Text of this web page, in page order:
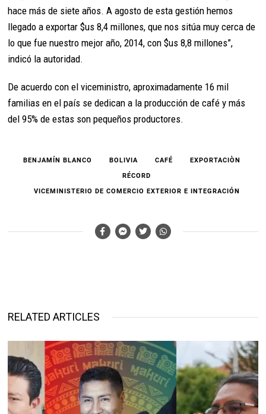
hace más de siete años. A agosto de esta gestión hemos
llegado a exportar $us 8,4 millones, que nos sitúa muy cerca de
lo que fue nuestro mejor año, 2014, con $us 8,8 millones”,
indicó la autoridad.
De acuerdo con el viceministro, aproximadamente 16 mil
familias en el país se dedican a la producción de café y más
del 95% de estas son pequeños productores.
BENJAMÍN BLANCO BOLIVIA CAFÉ
EXPORTACIÒN
RÉCORD
VICEMINISTERIO DE COMERCIO EXTERIOR E INTEGRACIÓN
RELATED ARTICLES